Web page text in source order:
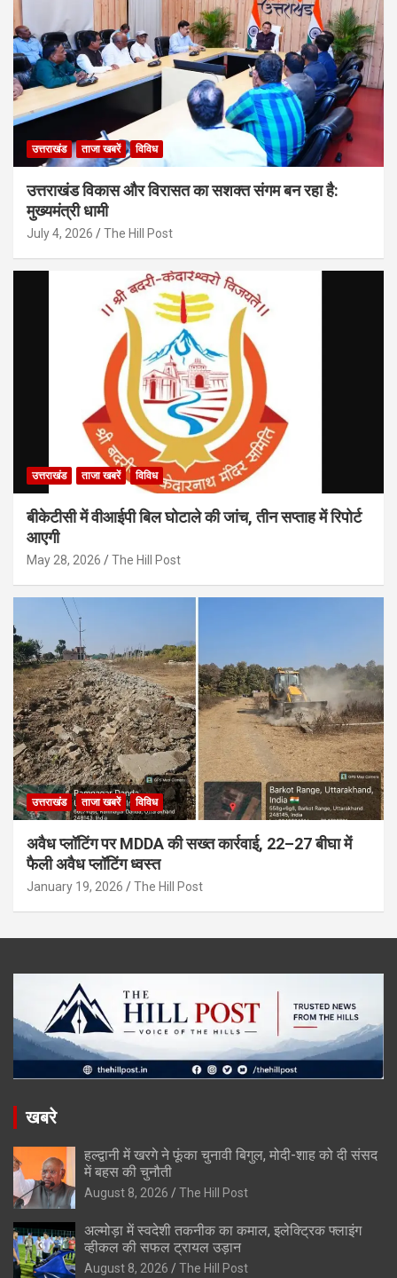
उत्तराखंड ताजा खबरें विविध
उत्तराखंड विकास और विरासत का सशक्त संगम बन रहा है:
मुख्यमंत्री धामी
July 4, 2026 The Hill Post
उत्तराखंड ताजा खबरें विविध
बीकेटीसी में वीआईपी बिल घोटाले की जांच, तीन सप्ताह में रिपोर्ट
आएगी
May 28, 2026 The Hill Post
उत्तराखंड ताजा खबरें विविध
अवैध प्लॉटिंग पर MDDA की सख्त कार्रवाई, 22–27 बीघा में
फैली अवैध प्लॉटिंग ध्वस्त
January 19, 2026 The Hill Post
खबरे
हल्द्वानी में खरगे ने फूंका चुनावी बिगुल, मोदी-शाह को दी संसद
में बहस की चुनौती
August 8, 2026 The Hill Post
अल्मोड़ा में स्वदेशी तकनीक का कमाल, इलेक्ट्रिक फ्लाइंग
व्हीकल की सफल ट्रायल उड़ान
August 8, 2026 The Hill Post